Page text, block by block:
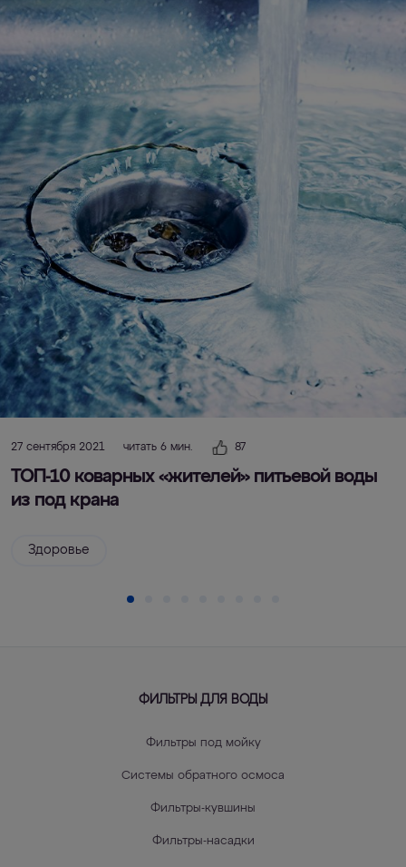
27 сентября 2021 читать 6 мин. 87
ТОП-10 коварных «жителей» питьевой воды
из под крана
Здоровье
ФИЛЬТРЫ ДЛЯ ВОДЫ
Фильтры под мойку
Системы обратного осмоса
Фильтры-кувшины
Фильтры-насадки